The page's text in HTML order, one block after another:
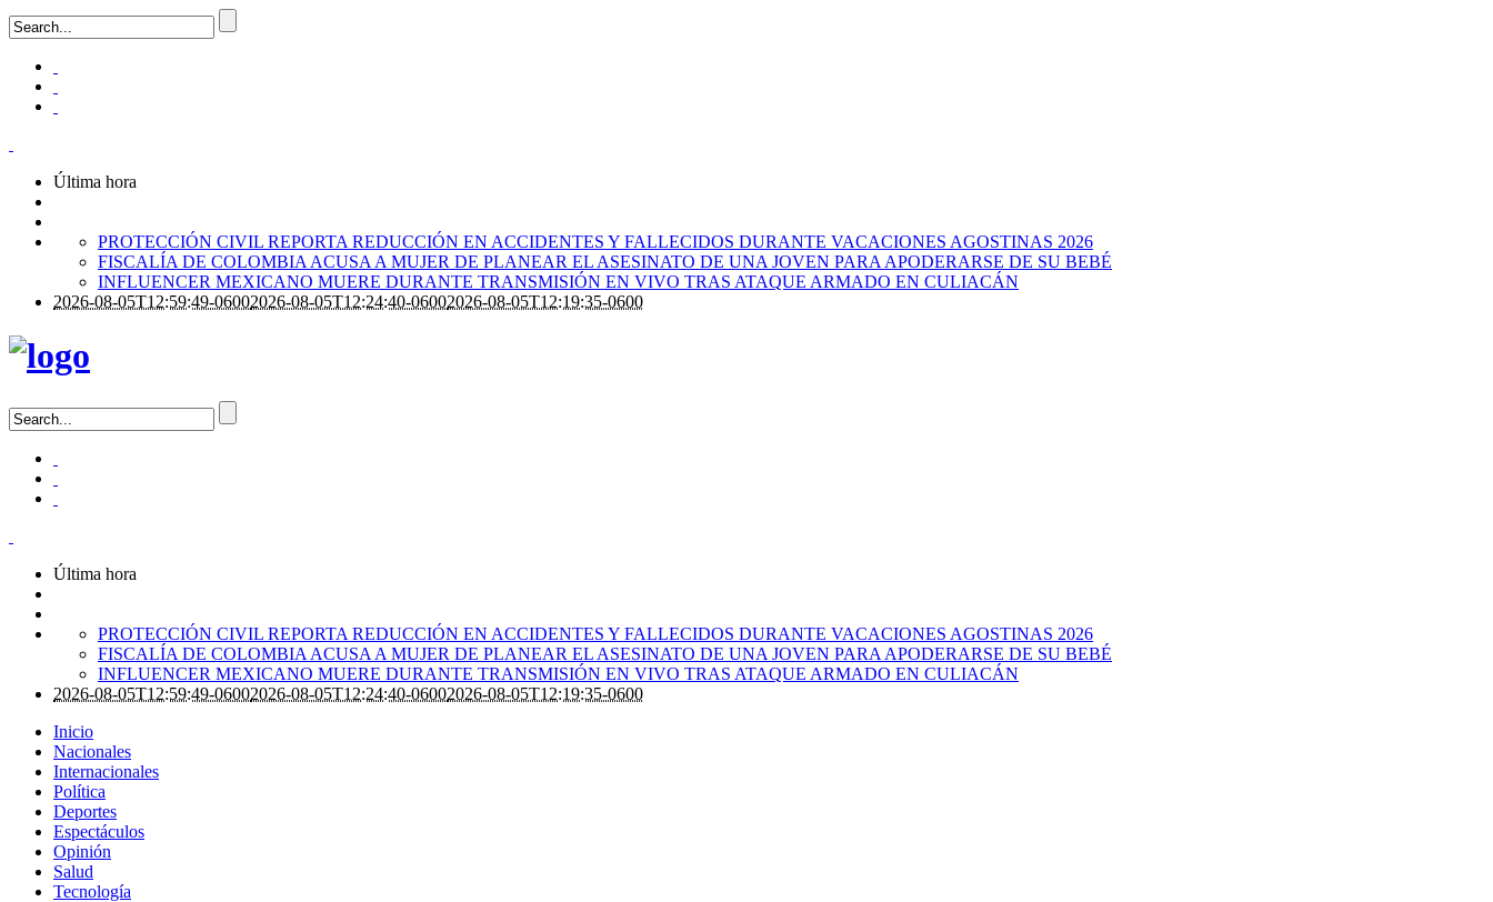
Última hora
PROTECCIÓN CIVIL REPORTA REDUCCIÓN EN ACCIDENTES Y FALLECIDOS DURANTE VACACIONES AGOSTINAS 2026
FISCALÍA DE COLOMBIA ACUSA A MUJER DE PLANEAR EL ASESINATO DE UNA JOVEN PARA APODERARSE DE SU BEBÉ
INFLUENCER MEXICANO MUERE DURANTE TRANSMISIÓN EN VIVO TRAS ATAQUE ARMADO EN CULIACÁN
2026-08-05T12:59:49-06002026-08-05T12:24:40-06002026-08-05T12:19:35-0600
Última hora
PROTECCIÓN CIVIL REPORTA REDUCCIÓN EN ACCIDENTES Y FALLECIDOS DURANTE VACACIONES AGOSTINAS 2026
FISCALÍA DE COLOMBIA ACUSA A MUJER DE PLANEAR EL ASESINATO DE UNA JOVEN PARA APODERARSE DE SU BEBÉ
INFLUENCER MEXICANO MUERE DURANTE TRANSMISIÓN EN VIVO TRAS ATAQUE ARMADO EN CULIACÁN
2026-08-05T12:59:49-06002026-08-05T12:24:40-06002026-08-05T12:19:35-0600
Inicio
Nacionales
Internacionales
Política
Deportes
Espectáculos
Opinión
Salud
Tecnología